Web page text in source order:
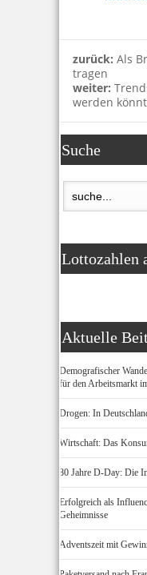
zurück: Als
tragen
weiter:
werden
Suche
Lottozahlen
Aktuelle
Demografischer
für den Arbeitsmarkt
Drogen: In
Wirtschaft: Das
80 Jahre D-Day: Die
Erfolgreich als
Geheimnisse
Adventszeit mit